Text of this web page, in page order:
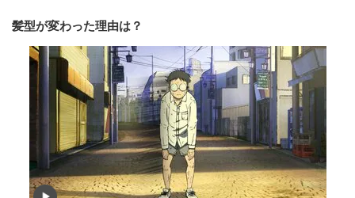
髪型が変わった理由は？